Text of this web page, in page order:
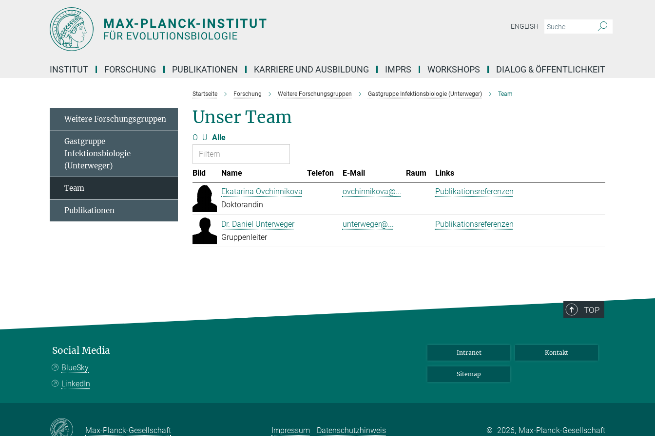
ENGLISH
INSTITUT FORSCHUNG PUBLIKATIONEN KARRIERE UND AUSBILDUNG IMPRS WORKSHOPS DIALOG & ÖFFENTLICHKEIT
Startseite Forschung Weitere Forschungsgruppen Gastgruppe Infektionsbiologie (Unterweger) Team
Unser Team
O U Alle
Bild Name Telefon E-Mail Raum
Links
Ekatarina Ovchinnikova
Doktorandin
ovchinnikova@... Publikationsreferenzen
Dr. Daniel Unterweger
Gruppenleiter
unterweger@... Publikationsreferenzen
Weitere Forschungsgruppen
Gastgruppe
Infektionsbiologie
(Unterweger)
Team
Publikationen
TOP
Social Media
BlueSky
LinkedIn
Intranet Kontakt
Sitemap
Max-Planck-Gesellschaft Impressum Datenschutzhinweis © 2026, Max-Planck-Gesellschaft